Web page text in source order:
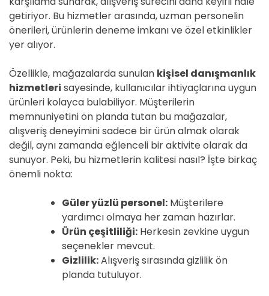
getiriyor. Bu hizmetler arasında, uzman personelin
önerileri, ürünlerin deneme imkanı ve özel etkinlikler
yer alıyor.
Özellikle, mağazalarda sunulan kişisel danışmanlık
hizmetleri sayesinde, kullanıcılar ihtiyaçlarına uygun
ürünleri kolayca bulabiliyor. Müşterilerin
memnuniyetini ön planda tutan bu mağazalar,
alışveriş deneyimini sadece bir ürün almak olarak
değil, aynı zamanda eğlenceli bir aktivite olarak da
sunuyor. Peki, bu hizmetlerin kalitesi nasıl? İşte birkaç
önemli nokta:
Güler yüzlü personel: Müşterilere
yardımcı olmaya her zaman hazırlar.
Ürün çeşitliliği: Herkesin zevkine uygun
seçenekler mevcut.
Gizlilik:Alışveriş sırasında gizlilik ön
planda tutuluyor.